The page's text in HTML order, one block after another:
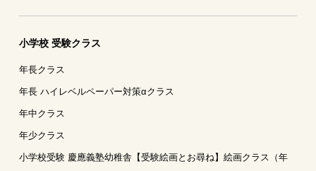
小学校 受験クラス
年長クラス
年長 ハイレベルペーパー対策αクラス
年中クラス
年少クラス
小学校受験 慶應義塾幼稚舎【受験絵画とお尋ね】絵画クラス（年